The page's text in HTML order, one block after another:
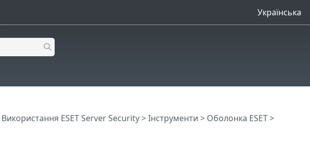
Українська
Використання ESET Server Security>Інструменти > Оболонка ESET>